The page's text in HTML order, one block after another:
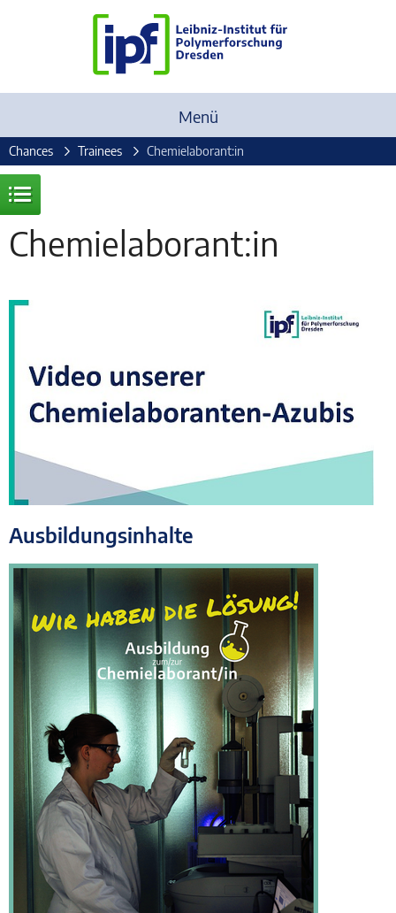
Menü
Chances Trainees Chemielaborant:in
Chemielaborant:in
Ausbildungsinhalte